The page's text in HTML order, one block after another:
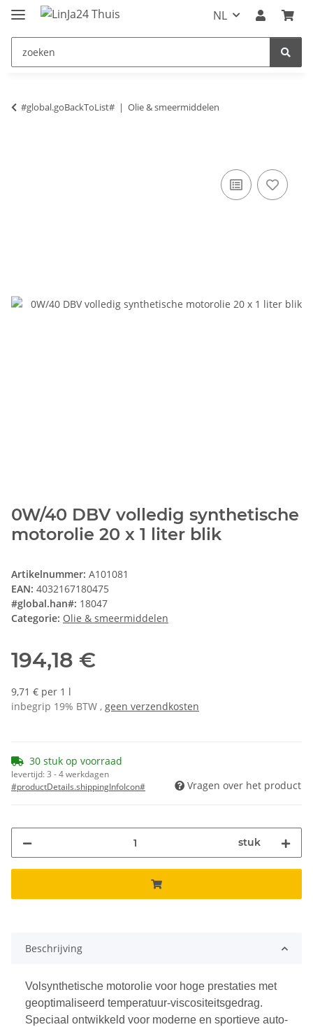
NL
#global.goBackToList# Olie & smeermiddelen
0W/40 DBV volledig synthetische
motorolie 20 x 1 liter blik
Artikelnummer: A101081
EAN: 4032167180475
#global.han#: 18047
Categorie: Olie & smeermiddelen
194,18 €
9,71 € per 1 l
inbegrip 19% BTW , geen verzendkosten
30 stuk op voorraad
levertijd:3 - 4 werkdagen
#productDetails.shippingInfoIcon#
Vragen over het product
stuk
Beschrijving
Volsynthetische motorolie voor hoge prestaties met
geoptimaliseerd temperatuur-viscositeitsgedrag.
Speciaal ontwikkeld voor moderne en sportieve auto-